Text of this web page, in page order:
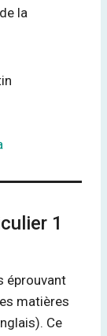
la
1
éprouvant
matières
Ce